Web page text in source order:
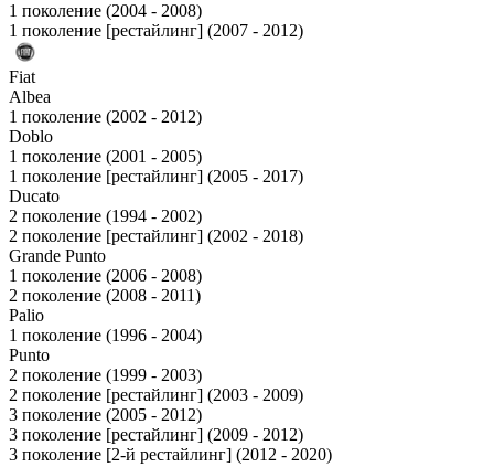
1 поколение (2004 - 2008)
1 поколение [рестайлинг] (2007 - 2012)
Fiat
Albea
1 поколение (2002 - 2012)
Doblo
1 поколение (2001 - 2005)
1 поколение [рестайлинг] (2005 - 2017)
Ducato
2 поколение (1994 - 2002)
2 поколение [рестайлинг] (2002 - 2018)
Grande Punto
1 поколение (2006 - 2008)
2 поколение (2008 - 2011)
Palio
1 поколение (1996 - 2004)
Punto
2 поколение (1999 - 2003)
2 поколение [рестайлинг] (2003 - 2009)
3 поколение (2005 - 2012)
3 поколение [рестайлинг] (2009 - 2012)
3 поколение [2-й рестайлинг] (2012 - 2020)